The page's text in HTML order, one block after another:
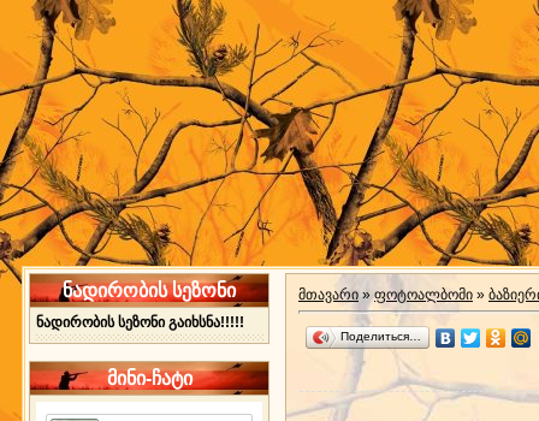
ნადირობის სეზონი
ნადირობის სეზონი გაიხსნა!!!!!
მინი-ჩატი
მთავარი » ფოტოალბომი »
Поделиться…